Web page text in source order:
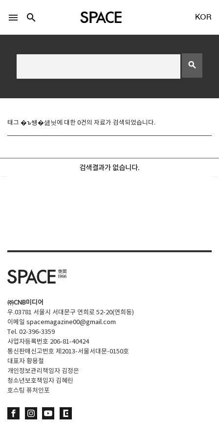
Twitter 로그인
기사문의
Contact
menu search KOR
search
태그 �ъ썡�섎늿에 대한 0건의 자료가 검색되었습니다.
검색결과가 없습니다.
㈜CNB미디어
우.03781 서울시 서대문구 연희로 52-20(연희동)
이메일 spacemagazine00@gmail.com
Tel. 02-396-3359
사업자등록번호 206-81-40424
통신판매신고번호 제2013-서울서대문-0150호
대표자 황용철
개인정보관리책임자 김정은
청소년보호책임자 김혜린
호스팅 퓨처인포